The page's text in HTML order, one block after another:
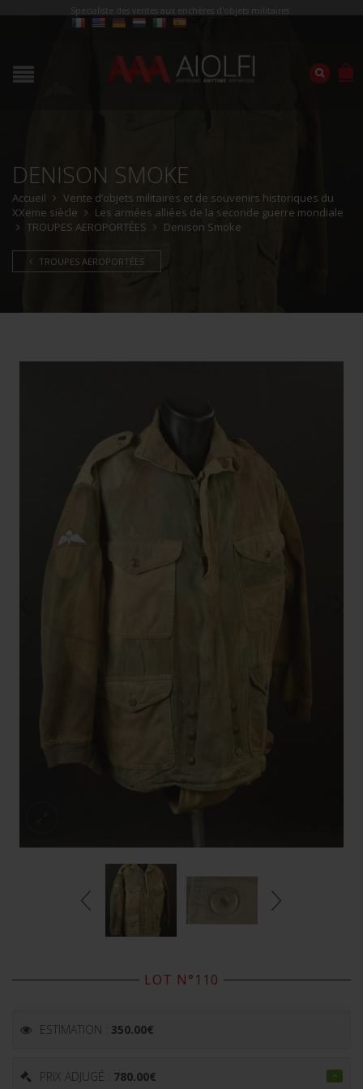
Spécialiste des ventes aux enchères d'objets militaires
DENISON SMOKE
Accueil
Vente d’objets militaires et de souvenirs historiques du
XXeme siècle
Les armées alliées de la seconde guerre mondiale
TROUPES AEROPORTÉES
Denison Smoke
TROUPES AEROPORTÉES
LOT N°110
ESTIMATION : 350.00€
PRIX ADJUGÉ : 780.00€